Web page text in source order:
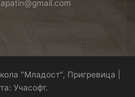
"Младост", Пригревица |
Учасофт.